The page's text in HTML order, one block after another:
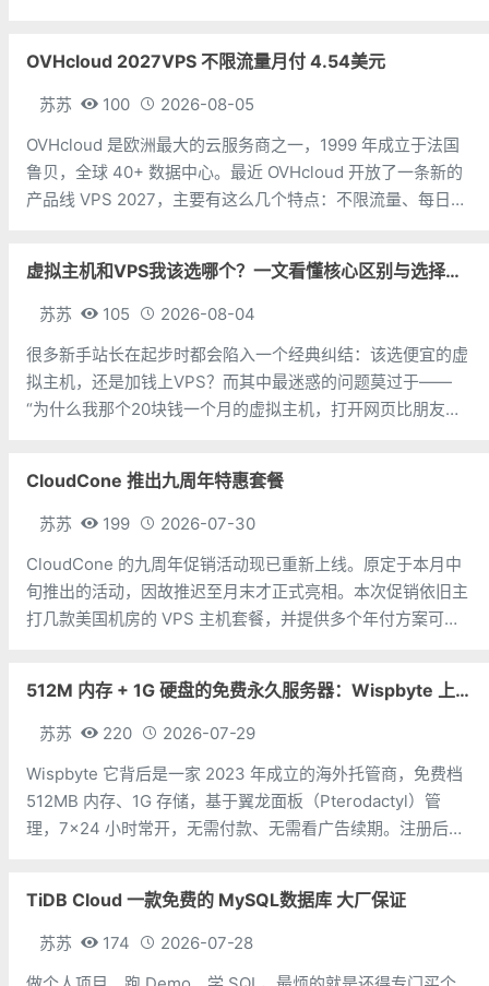
OVHcloud 2027VPS 不限流量月付 4.54美元
苏苏 100
2026-08-05
OVHcloud 是欧洲最大的云服务商之一，1999 年成立于法国
鲁贝，全球 40+ 数据中心。最近 OVHcloud 开放了一条新的
产品线 VPS 2027，主要有这么几个特点：不限流量、每日自
虚拟主机和VPS我该选哪个？一文看懂核心区别与选择指南
苏苏 105
2026-08-04
很多新手站长在起步时都会陷入一个经典纠结：该选便宜的虚
拟主机，还是加钱上VPS？而其中最迷惑的问题莫过于——
“为什么我那个20块钱一个月的虚拟主机，打开网页比朋友几
拟主机，就像你租了一个
CloudCone 推出九周年特惠套餐
苏苏 199
2026-07-30
CloudCone 的九周年促销活动现已重新上线。原定于本月中
旬推出的活动，因故推迟至月末才正式亮相。本次促销依旧主
打几款美国机房的 VPS 主机套餐，并提供多个年付方案可供
量：
512M 内存 + 1G 硬盘的免费永久服务器：Wispbyte 上手
苏苏 220
2026-07-29
Wispbyte 它背后是一家 2023 年成立的海外托管商，免费档
512MB 内存、1G 存储，基于翼龙面板（Pterodactyl）管
理，7×24 小时常开，无需付款、无需看广告续期。注册后你
TiDB Cloud 一款免费的 MySQL数据库 大厂保证
苏苏 174
2026-07-28